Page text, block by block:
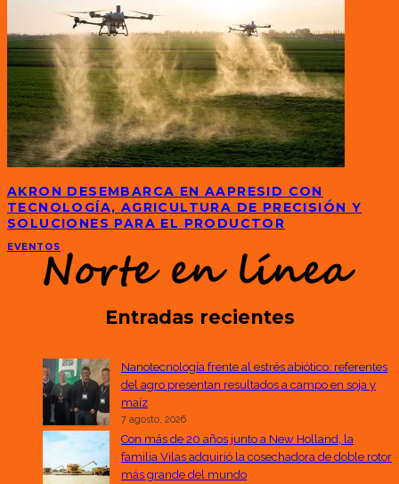
AKRON DESEMBARCA EN AAPRESID CON
TECNOLOGÍA, AGRICULTURA DE PRECISIÓN Y
SOLUCIONES PARA EL PRODUCTOR
EVENTOS
Entradas recientes
Nanotecnología frente al estrés abiótico: referentes
del agro presentan resultados a campo en soja y
maíz
7 agosto, 2026
Con más de 20 años junto a New Holland, la
familia Vilas adquirió la cosechadora de doble rotor
más grande del mundo